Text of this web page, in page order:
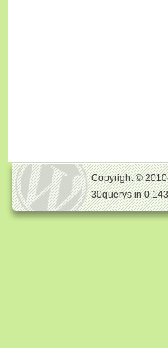
Copyright ©
30querys in